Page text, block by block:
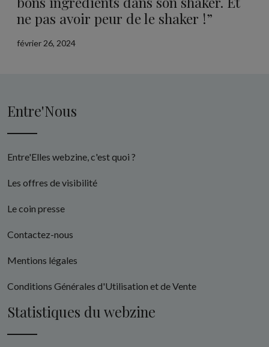
ne pas avoir peur de le shaker !”
février 26, 2024
Entre'Nous
Entre'Elles webzine, c'est quoi ?
Les offres de visibilité
Le coin presse
Contactez-nous
Mentions légales
Conditions Générales d'Utilisation et de Vente
Statistiques du webzine